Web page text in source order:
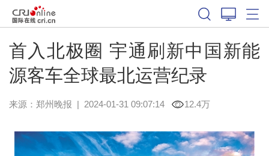
首入北极圈 宇通刷新中国新能
源客车全球最北运营纪录
来源： 郑州晚报 | 2024-01-31 09:07:14 12.4万